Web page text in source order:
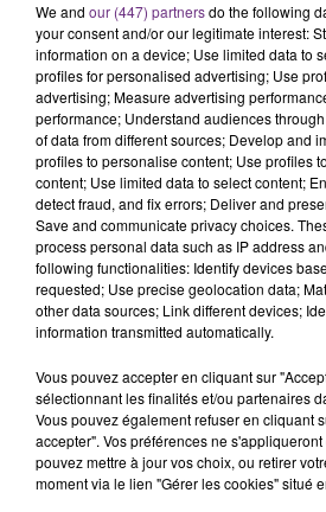
VENEZ FÊTER CE WEEK-
L'ANNIVERSAIRE DE
Ce samedi 8 août sera un
l'anniversaire du plus gros
Une fête est donc organisée
conviés !
TITRES DIFFUSÉS
13h08
13h08
CHRISTOPHE MAE
We and our (447) partnersdo the following
your consent and/or our legitimate interest:
information on a device; Use limited data to
profiles for personalised advertising; Use
advertising; Measure advertising
performance; Understand audiences
of data from different sources; Develop and
profiles to personalise content; Use profiles
content; Use limited data to select content;
detect fraud, and fix errors; Deliver and
Save and communicate privacy choices.
process personal data such as IP address
following functionalities: Identify devices
requested; Use precise geolocation data;
other data sources; Link different devices;
information transmitted automatically.
Vous pouvez accepter en cliquant sur
sélectionnant les finalités et/ou partenaires
Vous pouvez également refuser en cliquant
accepter". Vos préférences ne
pouvez mettre à jour vos choix, ou retirer
moment via le lien "Gérer les cookies" situé